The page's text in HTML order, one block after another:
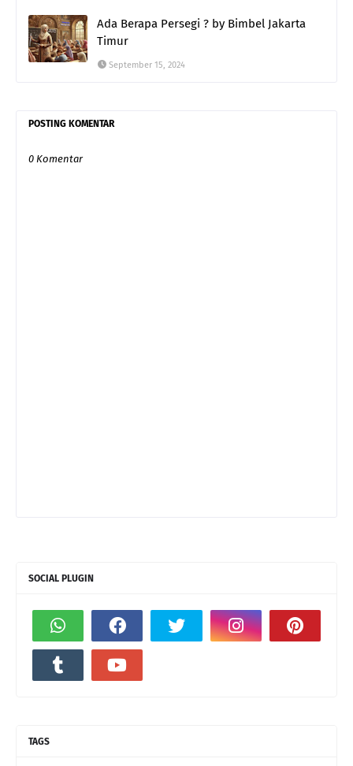
Ada Berapa Persegi ? by Bimbel Jakarta
Timur
September 15, 2024
POSTING KOMENTAR
0 Komentar
SOCIAL PLUGIN
TAGS